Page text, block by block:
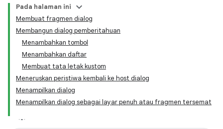
Pada halaman ini
Membuat fragmen dialog
Membangun dialog pemberitahuan
Menambahkan tombol
Menambahkan daftar
Membuat tata letak kustom
Meneruskan peristiwa kembali ke host dialog
Menampilkan dialog
Menampilkan dialog sebagai layar penuh atau fragmen tersemat